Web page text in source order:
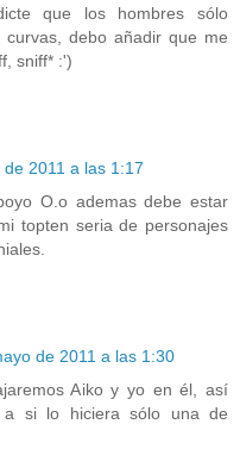
que los hombres sólo
debo añadir que me
sniff* :')
2011 a las 1:17
O.o ademas debe estar
topten seria de personajes
de 2011 a las 1:30
Aiko y yo en él, así
si lo hiciera sólo una de